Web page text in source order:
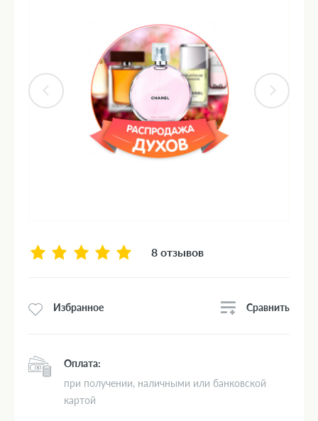
8 отзывов
Избранное Сравнить
Оплата:
при получении, наличными или банковской
картой